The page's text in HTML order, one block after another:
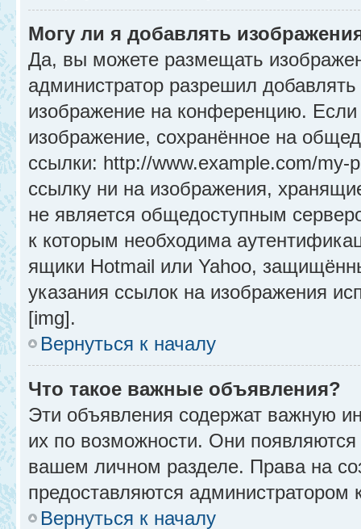
Могу ли я добавлять
Да, вы можете размещать
администратор разрешил
изображение на конференцию.
изображение, сохранённое на
ссылки: http://www.example.com/
ссылку ни на изображения,
не является общедоступным
к которым необходима
ящики Hotmail или Yahoo,
указания ссылок на изображения
[img].
Вернуться к началу
Что такое важные объявления?
Эти объявления содержат важную
их по возможности. Они
вашем личном разделе. Права на
предоставляются администратором
Вернуться к началу